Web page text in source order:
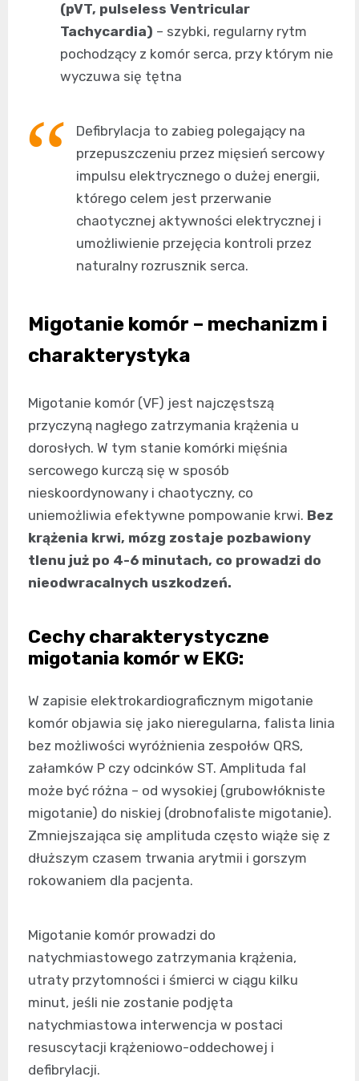
(pVT, pulseless Ventricular
Tachycardia) – szybki, regularny rytm
pochodzący z komór serca, przy którym nie
wyczuwa się tętna
Defibrylacja to zabieg polegający na
przepuszczeniu przez mięsień sercowy
impulsu elektrycznego o dużej energii,
którego celem jest przerwanie
chaotycznej aktywności elektrycznej i
umożliwienie przejęcia kontroli przez
naturalny rozrusznik serca.
Migotanie komór – mechanizm i
charakterystyka
Migotanie komór (VF) jest najczęstszą
przyczyną nagłego zatrzymania krążenia u
dorosłych. W tym stanie komórki mięśnia
sercowego kurczą się w sposób
nieskoordynowany i chaotyczny, co
uniemożliwia efektywne pompowanie krwi. Bez
krążenia krwi, mózg zostaje pozbawiony
tlenu już po 4-6 minutach, co prowadzi do
nieodwracalnych uszkodzeń.
Cechy charakterystyczne
migotania komór w EKG:
W zapisie elektrokardiograficznym migotanie
komór objawia się jako nieregularna, falista linia
bez możliwości wyróżnienia zespołów QRS,
załamków P czy odcinków ST. Amplituda fal
może być różna – od wysokiej (grubowłókniste
migotanie) do niskiej (drobnofaliste migotanie).
Zmniejszająca się amplituda często wiąże się z
dłuższym czasem trwania arytmii i gorszym
rokowaniem dla pacjenta.
Migotanie komór prowadzi do
natychmiastowego zatrzymania krążenia,
utraty przytomności i śmierci w ciągu kilku
minut, jeśli nie zostanie podjęta
natychmiastowa interwencja w postaci
resuscytacji krążeniowo-oddechowej i
defibrylacji.